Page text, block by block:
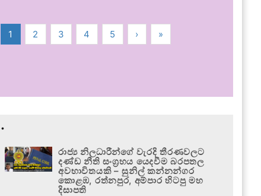
1 2 3 4 5 › »
.
රාජ්‍ය නිලධාරීන්ගේ වැරදි තීරණවලට
දණ්ඩ නීති සංග්‍රහය යෙදවීම බරපතල
අවභාවිතයකි – සුනිල් කන්නන්ගර
කොළඹ, රත්නපුර, අම්පාර හිටපු මහ
දිසාපති